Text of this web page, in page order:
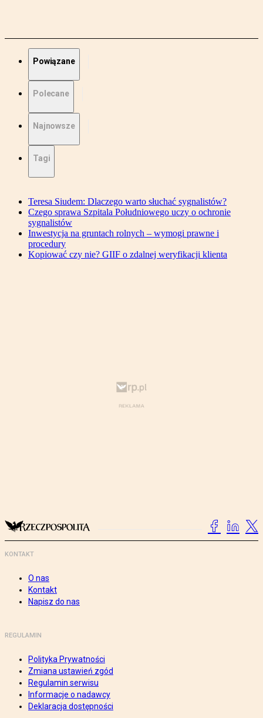
Powiązane
Polecane
Najnowsze
Tagi
Teresa Siudem: Dlaczego warto słuchać sygnalistów?
Czego sprawa Szpitala Południowego uczy o ochronie
sygnalistów
Inwestycja na gruntach rolnych – wymogi prawne i
procedury
Kopiować czy nie? GIIF o zdalnej weryfikacji klienta
KONTAKT
O nas
Kontakt
Napisz do nas
REGULAMIN
Polityka Prywatności
Zmiana ustawień zgód
Regulamin serwisu
Informacje o nadawcy
Deklaracja dostępności